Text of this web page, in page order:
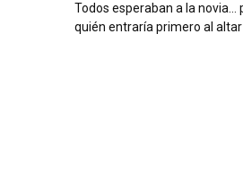
Todos esperaban a la novia…
quién entraría primero al altar